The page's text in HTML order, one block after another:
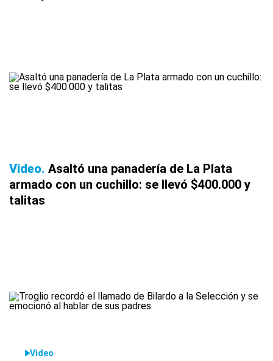
Video Asaltó una panadería de La Plata
armado con un cuchillo: se llevó $400.000 y
talitas
Video